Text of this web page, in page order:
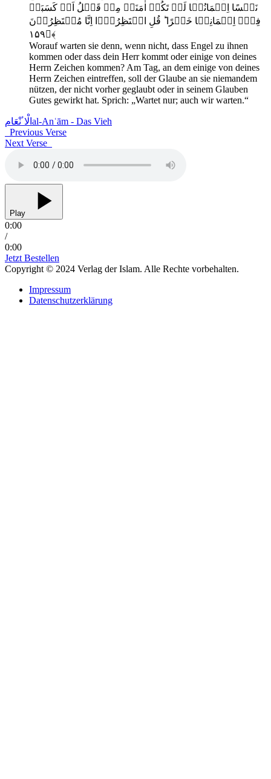
نَفۡسًا اِیۡمَانُہَا لَمۡ تَکُنۡ اٰمَنَتۡ مِنۡ قَبۡلُ اَوۡ کَسَبَتۡ
فِیۡۤ اِیۡمَانِہَا خَیۡرًا ؕ قُلِ انۡتَظِرُوۡۤا اِنَّا مُنۡتَظِرُوۡنَ
﴿۱۵۹﴾
Worauf warten sie denn, wenn nicht, dass Engel zu ihnen
kommen oder dass dein Herr kommt oder einige von deines
Herrn Zeichen kommen? Am Tag, an dem einige von deines
Herrn Zeichen eintreffen, soll der Glaube an sie niemandem
nützen, der nicht vorher geglaubt oder in seinem Glauben
Gutes gewirkt hat. Sprich: „Wartet nur; auch wir warten.“
الْاٴنْعَام al-Anʿām - Das Vieh
Previous Verse
Next Verse
Play
0:00
/
0:00
Jetzt Bestellen
Copyright © 2024 Verlag der Islam. Alle Rechte vorbehalten.
Impressum
Datenschutzerklärung